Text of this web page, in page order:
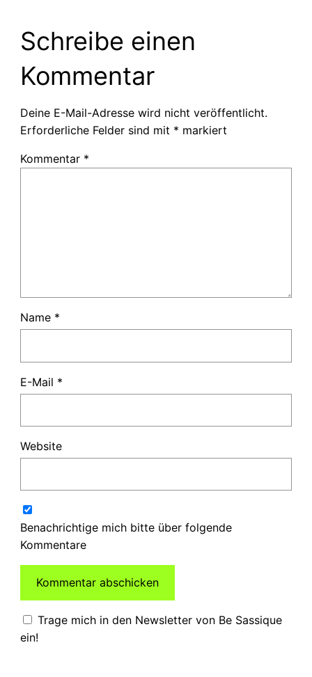
Schreibe einen
Kommentar
Deine E-Mail-Adresse wird nicht veröffentlicht.
Erforderliche Felder sind mit * markiert
Kommentar *
Name *
E-Mail *
Website
Benachrichtige mich bitte über folgende
Kommentare
Trage mich in den Newsletter von Be Sassique
ein!